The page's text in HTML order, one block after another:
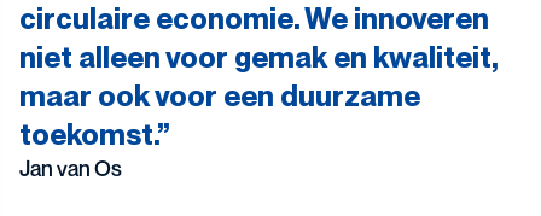
circulaire economie. We innoveren
niet alleen voor gemak en kwaliteit,
maar ook voor een duurzame
toekomst.
Jan van Os